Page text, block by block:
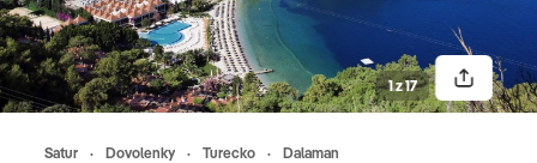
Satur Dovolenky Turecko Dalaman
1 z 17